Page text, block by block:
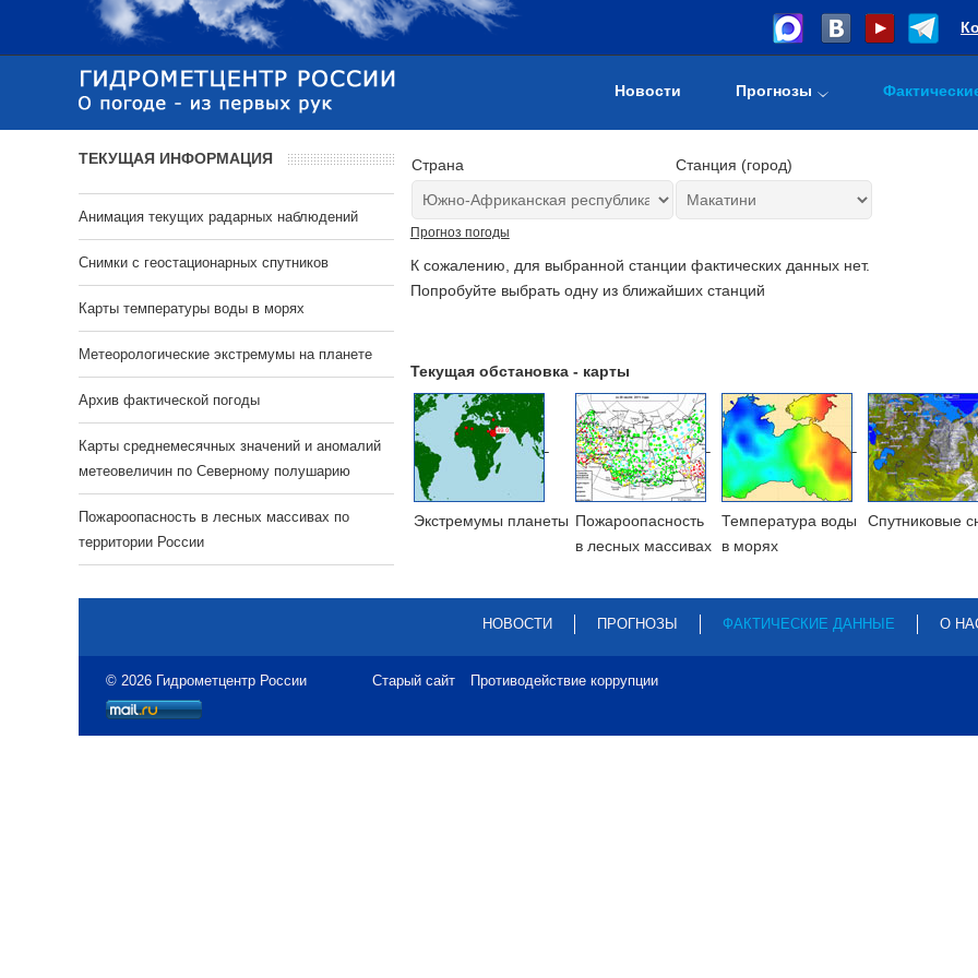
Новости Прогнозы
Страна Станция (город)
Прогноз погоды
К сожалению, для выбранной станции фактических данных нет.
Попробуйте выбрать одну из ближайших станций
Текущая обстановка - карты
Экстремумы планеты Пожароопасность
в лесных массивах
Температура воды
в морях
Cпутниковые
ТЕКУЩАЯ ИНФОРМАЦИЯ
Анимация текущих радарных наблюдений
Cнимки с геостационарных спутников
Карты температуры воды в морях
Метеорологические экстремумы на планете
Архив фактической погоды
Карты среднемесячных значений и аномалий
метеовеличин по Северному полушарию
Пожароопасность в лесных массивах по
территории России
НОВОСТИ ПРОГНОЗЫ ФАКТИЧЕСКИЕ ДАННЫЕ О
© 2026 Гидрометцентр России Старый сайт Противодействие коррупции